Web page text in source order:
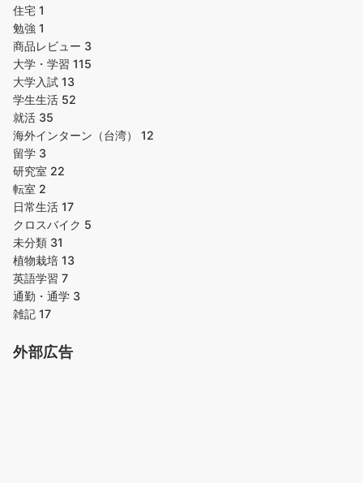
住宅 1
勉強 1
商品レビュー 3
大学・学習 115
大学入試 13
学生生活 52
就活 35
海外インターン（台湾） 12
留学 3
研究室 22
転室 2
日常生活 17
クロスバイク 5
未分類 31
植物栽培 13
英語学習 7
通勤・通学 3
雑記 17
外部広告